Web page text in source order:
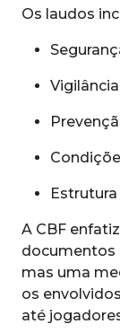
Os laudos
A CBF
documentos
mas uma
os
até